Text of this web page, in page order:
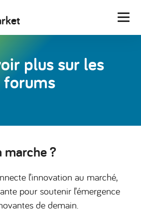
rket
plus sur les
forums
?
l’innovation au marché,
pour soutenir l’émergence
de demain.